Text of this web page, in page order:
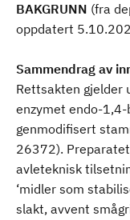
BAKGRUNN (fra
oppdatert
Sammendrag av
Rettsakten gjelder
enzymet endo-
genmodifisert
26372).
avleteknisk
‘midler som
slakt, avvent